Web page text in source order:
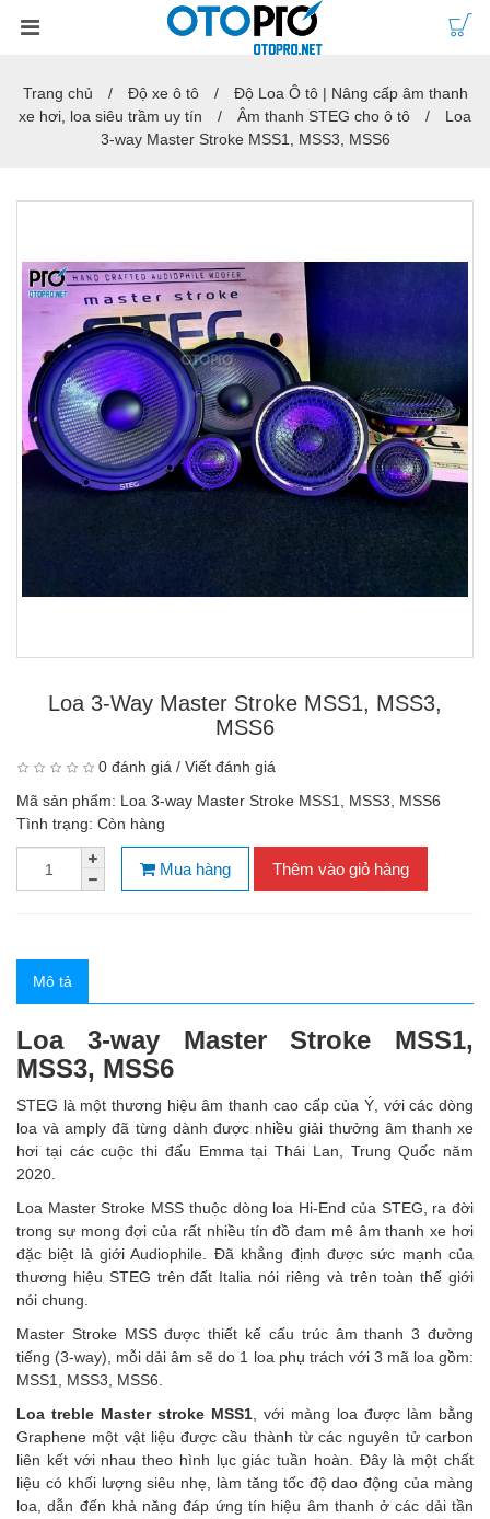
Trang chủ Độ xe ô tô
Độ Loa Ô tô | Nâng cấp âm thanh
xe hơi, loa siêu trầm uy tín
Âm thanh STEG cho ô tô
Loa
3-way Master Stroke MSS1, MSS3, MSS6
Loa 3-Way Master Stroke MSS1, MSS3,
MSS6
0 đánh giá / Viết đánh giá
Mã sản phẩm: Loa 3-way Master Stroke MSS1, MSS3, MSS6
Tình trạng: Còn hàng
Mua hàng Thêm vào giỏ hàng
Mô tả
Loa 3-way Master Stroke MSS1,
MSS3, MSS6
STEG là một thương hiệu âm thanh cao cấp của Ý, với các dòng
loa và amply đã từng dành được nhiều giải thưởng âm thanh xe
hơi tại các cuộc thi đấu Emma tại Thái Lan, Trung Quốc năm
2020.
Loa Master Stroke MSS thuộc dòng loa Hi-End của STEG, ra đời
trong sự mong đợi của rất nhiều tín đồ đam mê âm thanh xe hơi
đặc biệt là giới Audiophile. Đã khẳng định được sức mạnh của
thương hiệu STEG trên đất Italia nói riêng và trên toàn thế giới
nói chung.
Master Stroke MSS được thiết kế cấu trúc âm thanh 3 đường
tiếng (3-way), mỗi dải âm sẽ do 1 loa phụ trách với 3 mã loa gồm:
MSS1, MSS3, MSS6.
Loa treble Master stroke MSS1 , với màng loa được làm bằng
Graphene một vật liệu được cầu thành từ các nguyên tử carbon
liên kết với nhau theo hình lục giác tuần hoàn. Đây là một chất
liệu có khối lượng siêu nhẹ, làm tăng tốc độ dao động của màng
loa, dẫn đến khả năng đáp ứng tín hiệu âm thanh ở các dải tần